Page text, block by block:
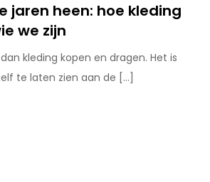
jaren heen: hoe kleding
we zijn
kleding kopen en dragen. Het is
te laten zien aan de […]